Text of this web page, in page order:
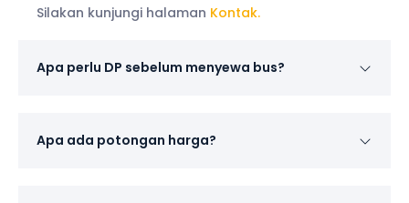
Silakan kunjungi halaman Kontak.
Apa perlu DP sebelum menyewa bus?
Apa ada potongan harga?